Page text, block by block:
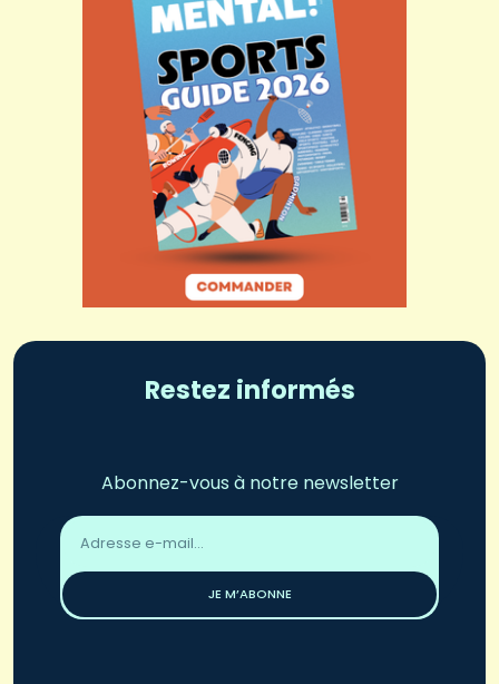
Restez informés
Abonnez-vous à notre newsletter
Adresse
email
JE M’ABONNE